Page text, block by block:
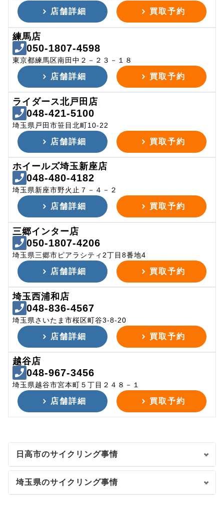
店舗詳細 買取予約
練馬店
050-1807-4598
東京都練馬区南田中２－２３－１８
店舗詳細 買取予約
ライダース北戸田店
048-421-5100
埼玉県戸田市笹目北町10-22
店舗詳細 買取予約
ホイールズ埼玉新座店
048-480-4182
埼玉県新座市野火止７－４－２
店舗詳細 買取予約
三郷インター店
050-1807-4206
埼玉県三郷市ピアラシティ2丁目8番地4
店舗詳細 買取予約
埼玉西浦和店
048-836-4567
埼玉県さいたま市桜区町谷3-8-20
店舗詳細 買取予約
越谷店
048-967-3456
埼玉県越谷市宮本町５丁目２４８－１
店舗詳細 買取予約
日高市のサイクリング事情
埼玉県のサイクリング事情